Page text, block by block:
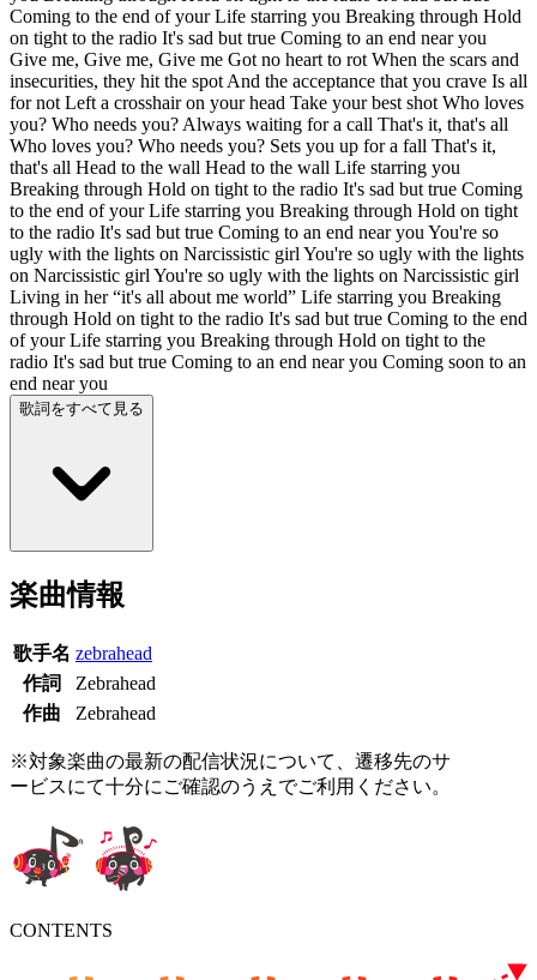
Coming to the end of your Life starring you Breaking through Hold
on tight to the radio It's sad but true Coming to an end near you
Give me, Give me, Give me Got no heart to rot When the scars and
insecurities, they hit the spot And the acceptance that you crave Is all
for not Left a crosshair on your head Take your best shot Who loves
you? Who needs you? Always waiting for a call That's it, that's all
Who loves you? Who needs you? Sets you up for a fall That's it,
that's all Head to the wall Head to the wall Life starring you
Breaking through Hold on tight to the radio It's sad but true Coming
to the end of your Life starring you Breaking through Hold on tight
to the radio It's sad but true Coming to an end near you You're so
ugly with the lights on Narcissistic girl You're so ugly with the lights
on Narcissistic girl You're so ugly with the lights on Narcissistic girl
Living in her “it's all about me world” Life starring you Breaking
through Hold on tight to the radio It's sad but true Coming to the end
of your Life starring you Breaking through Hold on tight to the
radio It's sad but true Coming to an end near you Coming soon to an
end near you
歌詞をすべて見る
楽曲情報
歌手名 zebrahead
作詞
Zebrahead
作曲
Zebrahead
※対象楽曲の最新の配信状況について、遷移先のサ
ービスにて十分にご確認のうえでご利用ください。
CONTENTS